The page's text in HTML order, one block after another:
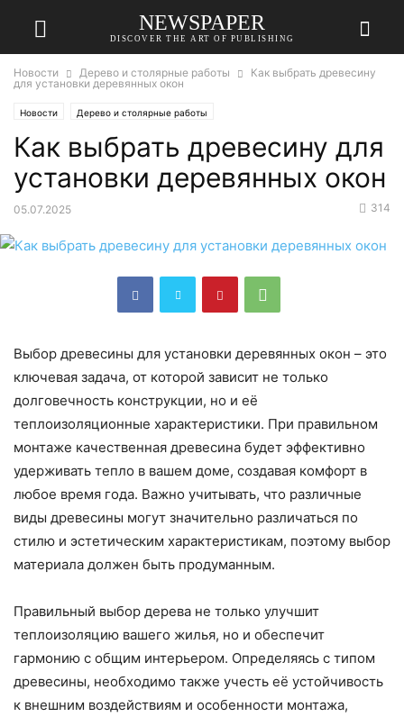
NEWSPAPER
DISCOVER THE ART OF PUBLISHING
Новости Дерево и столярные работы
Как выбрать древесину
для установки деревянных окон
Новости Дерево и столярные работы
Как выбрать древесину для
установки деревянных окон
05.07.2025 314
Выбор древесины для установки деревянных окон – это
ключевая задача, от которой зависит не только
долговечность конструкции, но и её
теплоизоляционные характеристики. При правильном
монтаже качественная древесина будет эффективно
удерживать тепло в вашем доме, создавая комфорт в
любое время года. Важно учитывать, что различные
виды древесины могут значительно различаться по
стилю и эстетическим характеристикам, поэтому выбор
материала должен быть продуманным.
Правильный выбор дерева не только улучшит
теплоизоляцию вашего жилья, но и обеспечит
гармонию с общим интерьером. Определяясь с типом
древесины, необходимо также учесть её устойчивость
к внешним воздействиям и особенности монтажа,